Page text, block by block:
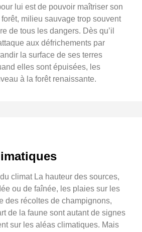
lui est de pouvoir maîtriser son
milieu sauvage trop souvent
de tous les dangers. Dès qu’il
aux défrichements par
la surface de ses terres
elles sont épuisées, les
à la forêt renaissante.
climat La hauteur des sources,
ou de faînée, les plaies sur les
des récoltes de champignons,
de la faune sont autant de signes
sur les aléas climatiques. Mais